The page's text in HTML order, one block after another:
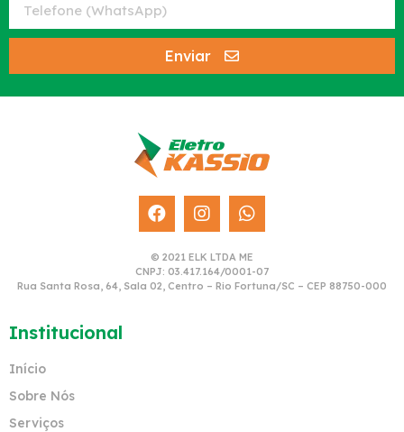
Enviar
© 2021 ELK LTDA ME
CNPJ: 03.417.164/0001-07
Rua Santa Rosa, 64, Sala 02, Centro – Rio Fortuna/SC – CEP 88750-000
Institucional
Início
Sobre Nós
Serviços